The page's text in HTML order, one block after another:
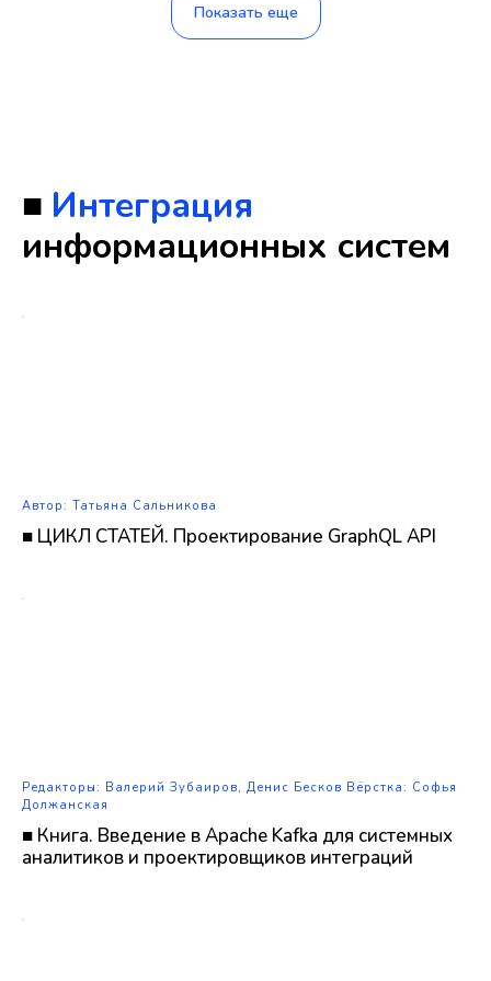
Показать еще
■ Интеграция
информационных систем
Автор: Татьяна Сальникова
■ ЦИКЛ СТАТЕЙ. Проектирование GraphQL API
Редакторы: Валерий Зубаиров, Денис Бесков Вёрстка: Софья
Должанская
■ Книга. Введение в Apache Kafka для системных
аналитиков и проектировщиков интеграций